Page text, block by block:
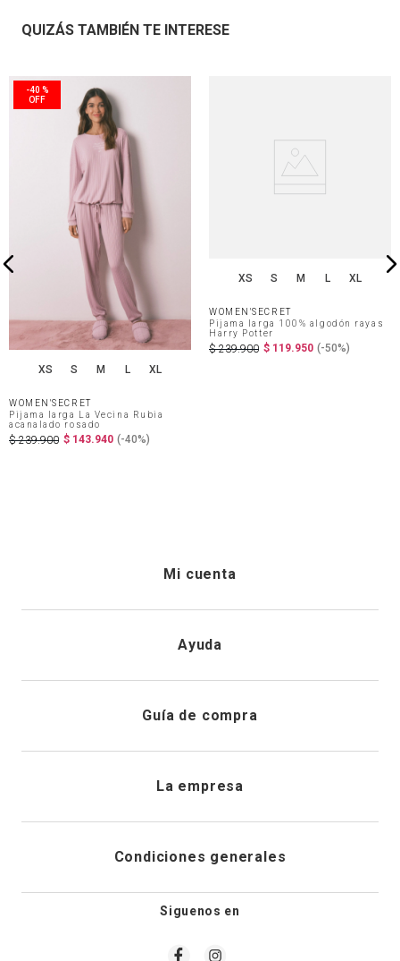
QUIZÁS TAMBIÉN TE INTERESE
-40 %
XS S M L XL
WOMEN'SECRET
Pijama larga La Vecina Rubia
acanalado rosado
$ 239.900 $ 143.940 (-40%)
XS S M L XL
WOMEN'SECRET
Pijama larga 100% algodón rayas
Harry Potter
$ 239.900 $ 119.950 (-50%)
Mi cuenta
Registrarme
Historial de pedidos
Ayuda
Envíanos un email
Cambios, devoluciones y desistimiento
Guía de compra
Cuidado de prendas
La empresa
Tiendas
Newsletter
Condiciones generales
Aviso legal
Siguenos en